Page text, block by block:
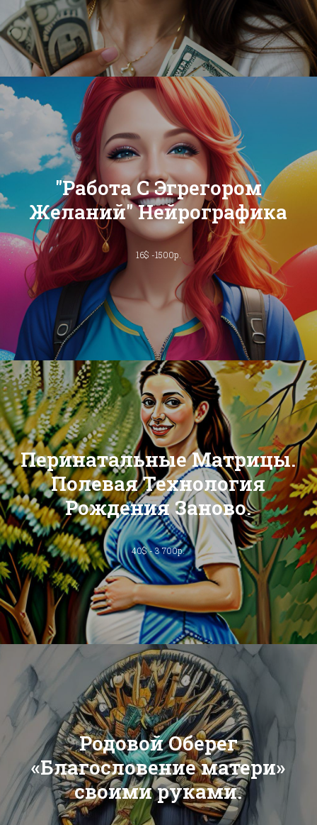
"Работа С Эгрегором
Желаний" Нейрографика
16$ -1500р.
Перинатальные Матрицы.
Полевая Технология
Рождения Заново.
40$ - 3 700р.
Родовой Оберег
«Благословение матери»
своими руками.